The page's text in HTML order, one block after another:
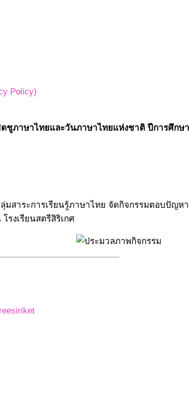
Policy)
ภาษาไทยและวันภาษาไทยแห่งชาติ ปีการศึกษา
ลุ่มสาระการเรียนรู้ภาษาไทย จัดกิจกรรมตอบปั
รงเรียนสตรีสิริเกศ